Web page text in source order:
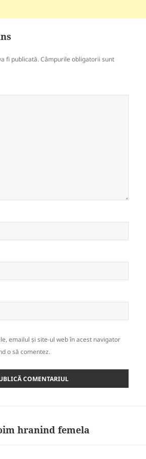
fi publicată. Câmpurile obligatorii sunt
emailul și site-ul web în acest navigator
o să comentez.
hranind femela